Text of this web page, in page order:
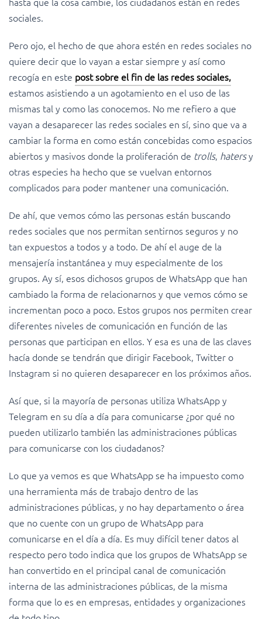
sociales.
Pero ojo, el hecho de que ahora estén en redes sociales no
quiere decir que lo vayan a estar siempre y así como
recogía en este post sobre el fin de las redes sociales,
estamos asistiendo a un agotamiento en el uso de las
mismas tal y como las conocemos. No me refiero a que
vayan a desaparecer las redes sociales en sí, sino que va a
cambiar la forma en como están concebidas como espacios
abiertos y masivos donde la proliferación de trolls, hatersy
otras especies ha hecho que se vuelvan entornos
complicados para poder mantener una comunicación.
De ahí, que vemos cómo las personas están buscando
redes sociales que nos permitan sentirnos seguros y no
tan expuestos a todos y a todo. De ahí el auge de la
mensajería instantánea y muy especialmente de los
grupos. Ay sí, esos dichosos grupos de WhatsApp que han
cambiado la forma de relacionarnos y que vemos cómo se
incrementan poco a poco. Estos grupos nos permiten crear
diferentes niveles de comunicación en función de las
personas que participan en ellos. Y esa es una de las claves
hacía donde se tendrán que dirigir Facebook, Twitter o
Instagram si no quieren desaparecer en los próximos años.
Así que, si la mayoría de personas utiliza WhatsApp y
Telegram en su día a día para comunicarse ¿por qué no
pueden utilizarlo también las administraciones públicas
para comunicarse con los ciudadanos?
Lo que ya vemos es que WhatsApp se ha impuesto como
una herramienta más de trabajo dentro de las
administraciones públicas, y no hay departamento o área
que no cuente con un grupo de WhatsApp para
comunicarse en el día a día. Es muy difícil tener datos al
respecto pero todo indica que los grupos de WhatsApp se
han convertido en el principal canal de comunicación
interna de las administraciones públicas, de la misma
forma que lo es en empresas, entidades y organizaciones